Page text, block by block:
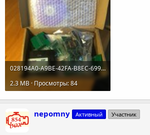
028194A0-A9BE-42FA-B8EC-699DF7F0B29F.jpeg
2.3 MB · Просмотры: 84
nepomny Активный Участник